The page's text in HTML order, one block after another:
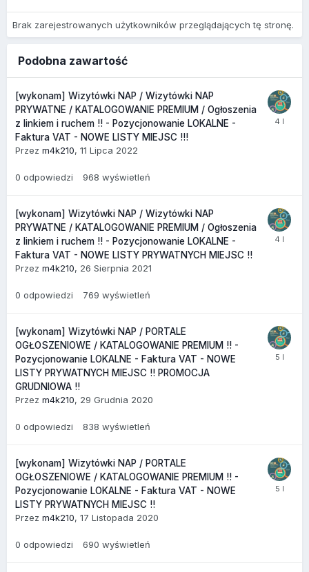
Brak zarejestrowanych użytkowników przeglądających tę stronę.
Podobna zawartość
[wykonam] Wizytówki NAP / Wizytówki NAP
PRYWATNE / KATALOGOWANIE PREMIUM / Ogłoszenia
z linkiem i ruchem !! - Pozycjonowanie LOKALNE -
Faktura VAT - NOWE LISTY MIEJSC !!!
Przez m4k210, 11 Lipca 2022
0 odpowiedzi 968 wyświetleń
[wykonam] Wizytówki NAP / Wizytówki NAP
PRYWATNE / KATALOGOWANIE PREMIUM / Ogłoszenia
z linkiem i ruchem !! - Pozycjonowanie LOKALNE -
Faktura VAT - NOWE LISTY PRYWATNYCH MIEJSC !!
Przez m4k210, 26 Sierpnia 2021
0 odpowiedzi 769 wyświetleń
[wykonam] Wizytówki NAP / PORTALE
OGŁOSZENIOWE / KATALOGOWANIE PREMIUM !! -
Pozycjonowanie LOKALNE - Faktura VAT - NOWE
LISTY PRYWATNYCH MIEJSC !! PROMOCJA
GRUDNIOWA !!
Przez m4k210, 29 Grudnia 2020
0 odpowiedzi 838 wyświetleń
[wykonam] Wizytówki NAP / PORTALE
OGŁOSZENIOWE / KATALOGOWANIE PREMIUM !! -
Pozycjonowanie LOKALNE - Faktura VAT - NOWE
LISTY PRYWATNYCH MIEJSC !!
Przez m4k210, 17 Listopada 2020
0 odpowiedzi 690 wyświetleń